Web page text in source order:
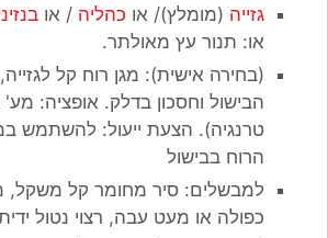
גזייה (מומלץ)/ או כהליה / או
או: תנור עץ מאולתר.
(בחירה אישית): מגן רוח קל לגזייה,
הבישול וחסכון בדלק. אופציה:
טרנגיה). הצעת ייעול: להשתמש
הרוח בבישול
למבשלים: סיר מחומר קל משקל,
כפולה או מעט עבה, רצוי נטול